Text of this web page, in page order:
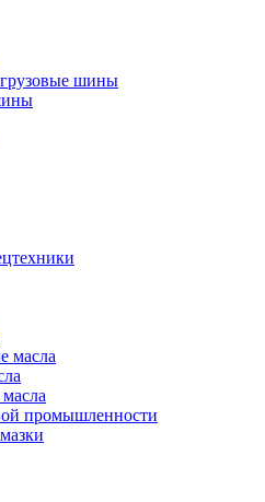
шины
масла
промышленности